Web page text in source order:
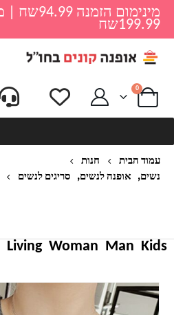
מינימום
199.99שח
0
עמוד הבית
חנות
נשים, אופנה לנשים, סריגים לנשים
Kids
Man
Woman
Living